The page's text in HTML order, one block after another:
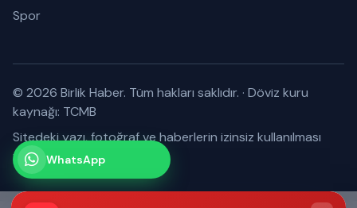
Spor
© 2026 Birlik Haber. Tüm hakları saklıdır. · Döviz kuru
kaynağı: TCMB
Sitedeki yazı, fotoğraf ve haberlerin izinsiz kullanılması
yasaktır.WhatsApp
Kanalımız
Abone olabilirsiniz